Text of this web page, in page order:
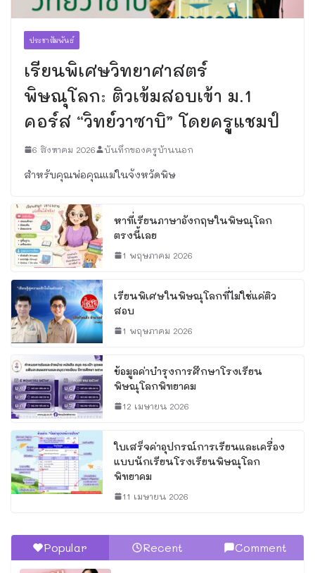
ประชาสัมพันธ์
เรียนพิเศษวิทยาศาสตร์
พิษณุโลก: ติวเข้มสอบเข้า ม.1
คอร์ส “วิทย์วาซาบิ” โดยครูแชมป์
6 สิงหาคม 2026 บันทึกของครูบ้านนอก
สำหรับคุณพ่อคุณแม่ในจังหวัดพิษ
หาที่เรียนภาษาอังกฤษในพิษณุโลก
ตรงนี้เลย
1 พฤษภาคม 2026
เรียนพิเศษในพิษณุโลกที่ไม่ใช่แค่ติว
สอบ
1 พฤษภาคม 2026
ข้อมูลค่าบำรุงการศึกษาโรงเรียน
พิษณุโลกพิทยาคม
12 เมษายน 2026
ใบเสร็จค่าอุปกรณ์การเรียนและเครื่อง
แบบนักเรียนโรงเรียนพิษณุโลก
พิทยาคม
11 เมษายน 2026
Popular Recent Comment